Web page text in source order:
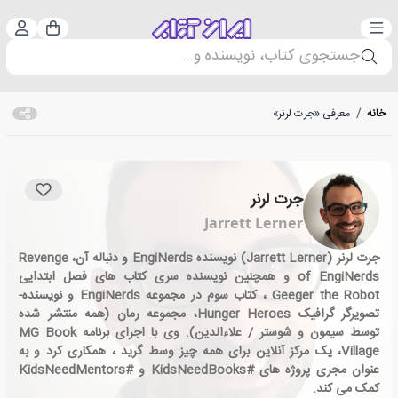
دسته‌بندی سبد
جستجوی کتاب، نویسنده و...
خانه / معرفی «جرت لرنر»
جرت لرنر
Jarrett Lerner
جرت لرنر (Jarrett Lerner) نویسنده EngiNerds و دنباله آن، Revenge
of EngiNerds و همچنین نویسنده سری کتاب های فصل ابتدایی
Geeger the Robot ، کتاب سوم در مجموعه EngiNerds و نویسنده-
تصویرگر گرافیک Hunger Heroes، مجموعه رمان (همه منتشر شده
توسط سیمون و شوستر / علاءالدین). وی با اجرای برنامه MG Book
Village، یک مرکز آنلاین برای همه چیز وسط گرید ، همکاری کرد و به
عنوان مجری پروژه های #KidsNeedBooks و #KidsNeedMentors
کمک می کند.